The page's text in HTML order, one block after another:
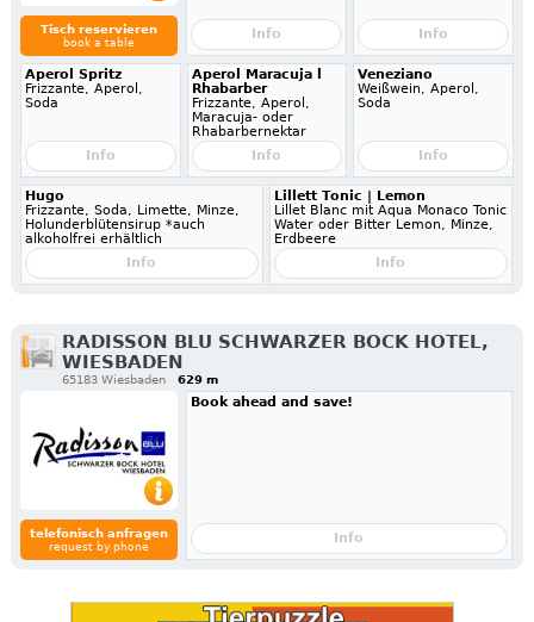
Tisch reservieren
book a table
Info Info
Aperol Spritz
Frizzante, Aperol,
Soda
Info
Aperol Maracuja l
Rhabarber
Frizzante, Aperol,
Maracuja- oder
Rhabarbernektar
Info
Veneziano
Weißwein, Aperol,
Soda
Info
Hugo
Frizzante, Soda, Limette, Minze,
Holunderblütensirup *auch
alkoholfrei erhältlich
Info
Lillett Tonic | Lemon
Lillet Blanc mit Aqua Monaco Tonic
Water oder Bitter Lemon, Minze,
Erdbeere
Info
RADISSON BLU SCHWARZER BOCK HOTEL,
WIESBADEN
65183 Wiesbaden 629 m
telefonisch anfragen
request by phone
Book ahead and save!
Info